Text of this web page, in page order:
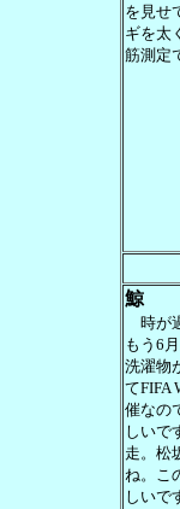
を見せ
ギを太
筋測定
鯨
時が
もう6
洗濯物
てFIFA
催なの
しいで
走。松
ね。こ
しいで